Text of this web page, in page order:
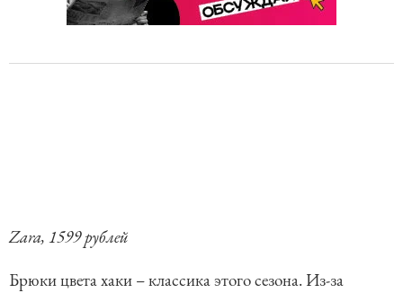
Zara, 1599 рублей
Брюки цвета хаки – классика этого сезона. Из-за